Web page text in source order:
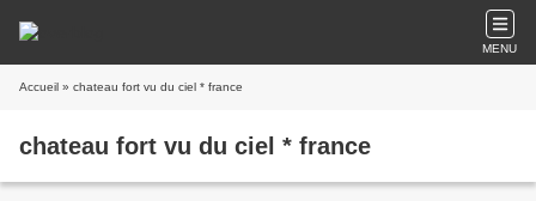
MENU
Accueil » chateau fort vu du ciel * france
chateau fort vu du ciel * france